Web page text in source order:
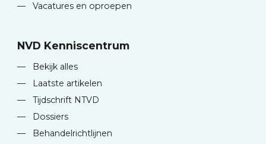
—
Vacatures en oproepen
NVD Kenniscentrum
—
Bekijk alles
—
Laatste artikelen
—
Tijdschrift NTVD
—
Dossiers
—
Behandelrichtlijnen